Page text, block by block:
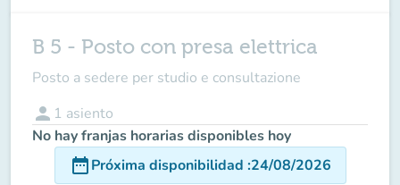
B 5 - Posto con presa elettrica
Posto a sedere per studio e consultazione
person 1 asiento
No hay franjas horarias disponibles hoy
date_rangePróxima disponibilidad :24/08/2026